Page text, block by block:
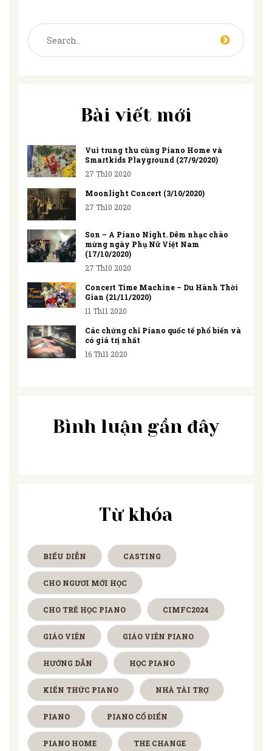
Bài viết mới
Vui trung thu cùng Piano Home và
Smartkids Playground (27/9/2020)
27 Th10 2020
Moonlight Concert (3/10/2020)
27 Th10 2020
Son – A Piano Night. Đêm nhạc chào
mừng ngày Phụ Nữ Việt Nam
(17/10/2020)
27 Th10 2020
Concert Time Machine – Du Hành Thời
Gian (21/11/2020)
11 Th11 2020
Các chứng chỉ Piano quốc tế phổ biến và
có giá trị nhất
16 Th11 2020
Bình luận gần đây
Từ khóa
BIỂU DIỄN CASTING
CHO NGƯƠI MỚI HỌC
CHO TRẺ HỌC PIANO CIMFC2024
GIÁO VIÊN GIÁO VIÊN PIANO
HƯỚNG DẪN HỌC PIANO
KIẾN THỨC PIANO NHÀ TÀI TRỢ
PIANO PIANO CỔ ĐIỂN
PIANO HOME THE CHANGE